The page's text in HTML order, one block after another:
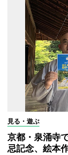
見る・遊ぶ
京都・泉涌寺
忌記念、絵本